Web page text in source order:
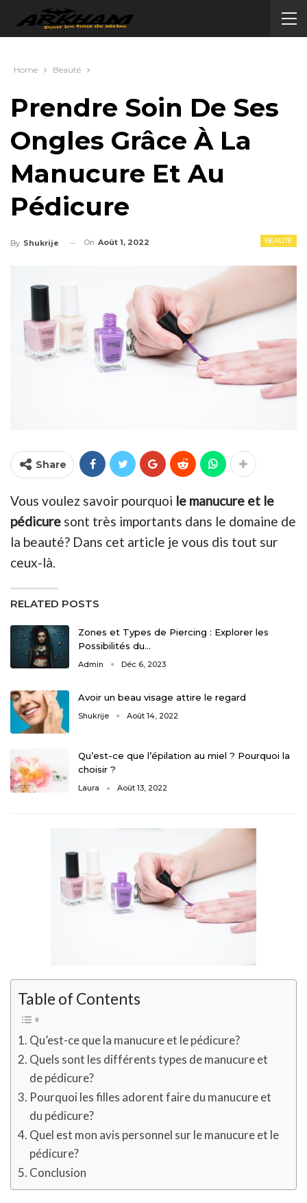
Home Beauté
Prendre Soin De Ses
Ongles Grâce À La
Manucure Et Au
Pédicure
BEAUTÉ
By Shukrije On Août 1, 2022
Share
Vous voulez savoir pourquoi le manucure et le
pédicure sont très importants dans le domaine de
la beauté? Dans cet article je vous dis tout sur
ceux-là.
RELATED POSTS
Zones et Types de Piercing : Explorer les
Possibilités du…
Admin Déc 6, 2023
Avoir un beau visage attire le regard
Shukrije Août 14, 2022
Qu’est-ce que l’épilation au miel ? Pourquoi la
choisir ?
Laura Août 13, 2022
Table of Contents
Qu’est-ce que la manucure et le pédicure?
Quels sont les différents types de manucure et
de pédicure?
Pourquoi les filles adorent faire du manucure et
du pédicure?
Quel est mon avis personnel sur le manucure et le
pédicure?
Conclusion